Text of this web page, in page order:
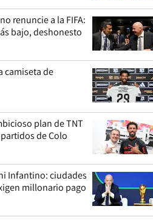
renuncie a la FIFA:
bajo, deshonesto
camiseta de
plan de TNT
de Colo
Infantino: ciudades
millonario pago